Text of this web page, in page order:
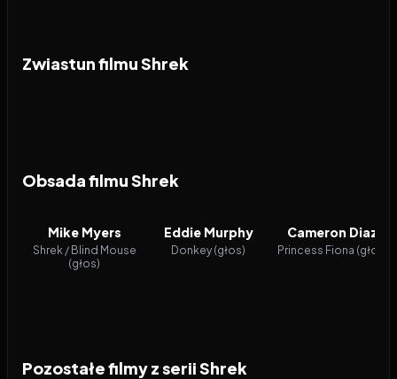
Zwiastun filmu Shrek
Obsada filmu Shrek
Mike Myers
Shrek / Blind Mouse
(głos)
Eddie Murphy
Donkey (głos)
Cameron Diaz
Princess Fiona (głos)
Pozostałe filmy z serii Shrek